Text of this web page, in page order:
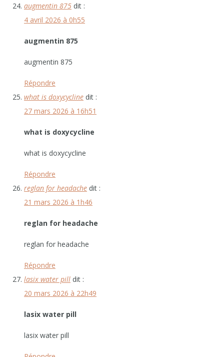
augmentin 875 dit :
4 avril 2026 à 0h55
augmentin 875
augmentin 875
Répondre
what is doxycycline dit :
27 mars 2026 à 16h51
what is doxycycline
what is doxycycline
Répondre
reglan for headache dit :
21 mars 2026 à 1h46
reglan for headache
reglan for headache
Répondre
lasix water pill dit :
20 mars 2026 à 22h49
lasix water pill
lasix water pill